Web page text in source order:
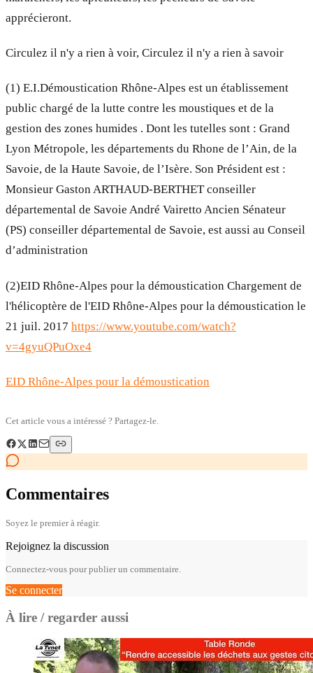
apprécieront.
Circulez il n'y a rien à voir, Circulez il n'y a rien à savoir
(1) E.I.Démoustication Rhône-Alpes est un établissement
public chargé de la lutte contre les moustiques et de la
gestion des zones humides . Dont les tutelles sont : Grand
Lyon Métropole, les départements du Rhone de l’Ain, de la
Savoie, de la Haute Savoie, de l’Isère. Son Président est :
Monsieur Gaston ARTHAUD-BERTHET conseiller
départemental de Savoie André Vairetto Ancien Sénateur
(PS) conseiller départemental de Savoie, est aussi au Conseil
d’administration
(2)EID Rhône-Alpes pour la démoustication Chargement de
l'hélicoptère de l'EID Rhône-Alpes pour la démoustication le
21 juil. 2017 https://www.youtube.com/watch?
v=4gyuQPuOxe4
EID Rhône-Alpes pour la démoustication
Cet article vous a intéressé ? Partagez-le.
Commentaires
Soyez le premier à réagir.
Rejoignez la discussion
Connectez-vous pour publier un commentaire.
Se connecter
À lire / regarder aussi